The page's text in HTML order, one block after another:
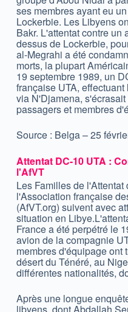
ses membres ayant eu
Lockerbie. Les Libyens
Bakr. L'attentat contre un
dessus de Lockerbie,
al-Megrahi a été
morts, la plupart
19 septembre 1989, un
française UTA,
via N'Djamena,
passagers et membres
Source : Belga – 25
Attentat DC-10 UTA :
l'AfVT
Les Familles de l'Attentat
l'Association française
(AfVT.org) suivent avec
situation en
France a été perpétré le
avion de la compagnie
membres d'équipage ont
désert du Ténéré, au
différentes nationalités,
Après une longue